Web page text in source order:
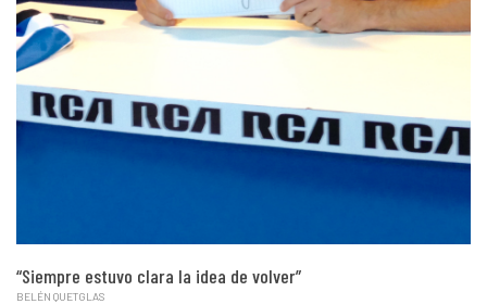
“Siempre estuvo clara la idea de volver”
BELÉN QUETGLAS